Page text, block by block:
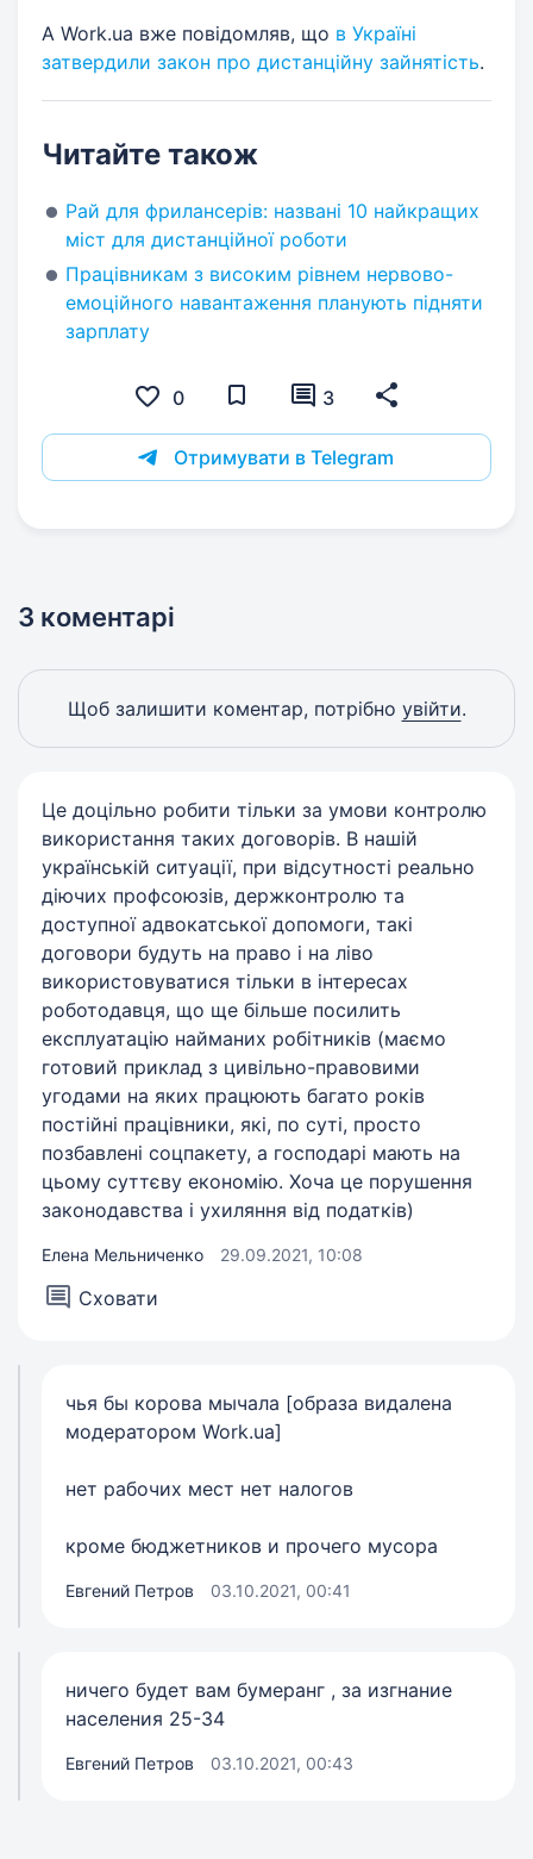
А Work.ua вже повідомляв, що в Україні
затвердили закон про дистанційну зайнятість.
Читайте також
Рай для фрилансерів: названі 10 найкращих
міст для дистанційної роботи
Працівникам з високим рівнем нервово-
емоційного навантаження планують підняти
зарплату
0 3
Отримувати в Telegram
3 коментарі
Щоб залишити коментар, потрібно увійти.
Це доцільно робити тільки за умови контролю
використання таких договорів. В нашій
українській ситуації, при відсутності реально
діючих профсоюзів, держконтролю та
доступної адвокатської допомоги, такі
договори будуть на право і на ліво
використовуватися тільки в інтересах
роботодавця, що ще більше посилить
експлуатацію найманих робітників (маємо
готовий приклад з цивільно-правовими
угодами на яких працюють багато років
постійні працівники, які, по суті, просто
позбавлені соцпакету, а господарі мають на
цьому суттєву економію. Хоча це порушення
законодавства і ухиляння від податків)
Елена Мельниченко 29.09.2021, 10:08
Сховати
чья бы корова мычала [образа видалена
модератором Work.ua]
нет рабочих мест нет налогов
кроме бюджетников и прочего мусора
Евгений Петров 03.10.2021, 00:41
ничего будет вам бумеранг , за изгнание
населения 25-34
Евгений Петров 03.10.2021, 00:43